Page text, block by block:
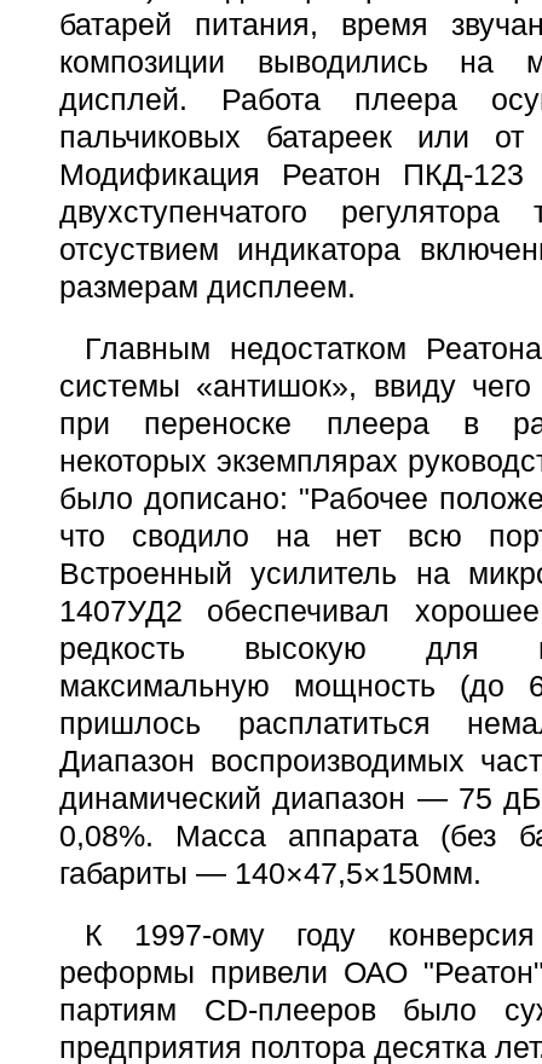
батарей питания, время
композиции выводились на
дисплей. Работа плеера
пальчиковых батареек или
Модификация Реатон ПКД-123
двухступенчатого
отсуствием индикатора
размерам дисплеем.
Главным недостатком
системы «антишок», ввиду
при переноске плеера в
некоторых экземплярах
было дописано: "Рабочее
что сводило на нет всю
Встроенный усилитель на
1407УД2 обеспечивал
редкость высокую для
максимальную мощность (до
пришлось расплатиться
Диапазон воспроизводимых
динамический диапазон — 75
0,08%. Масса аппарата (без
габариты — 140×47,5×150мм.
К 1997-ому году
реформы привели ОАО "Реатон"
партиям CD-плееров было
предприятия полтора десятка